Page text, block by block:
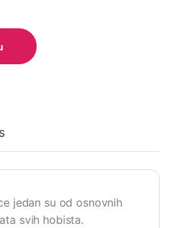
jedan su od osnovnih
svih hobista.